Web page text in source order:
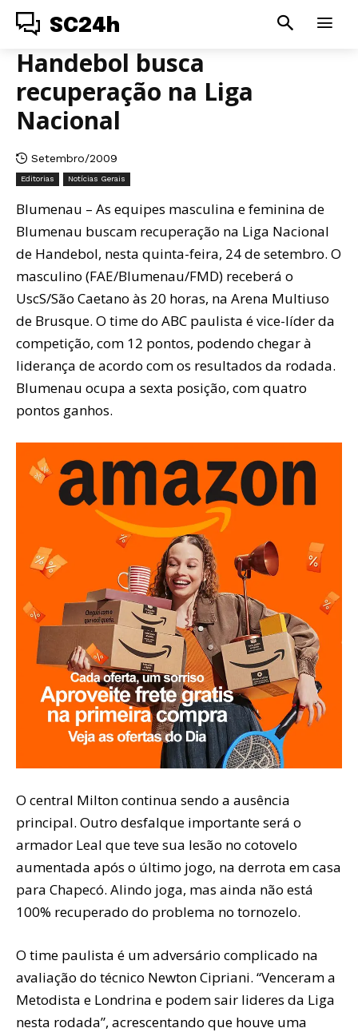
SC24h
Handebol busca
recuperação na Liga
Nacional
Setembro/2009
Editorias Notícias Gerais
Blumenau – As equipes masculina e feminina de
Blumenau buscam recuperação na Liga Nacional
de Handebol, nesta quinta-feira, 24 de setembro. O
masculino (FAE/Blumenau/FMD) receberá o
UscS/São Caetano às 20 horas, na Arena Multiuso
de Brusque. O time do ABC paulista é vice-líder da
competição, com 12 pontos, podendo chegar à
liderança de acordo com os resultados da rodada.
Blumenau ocupa a sexta posição, com quatro
pontos ganhos.
O central Milton continua sendo a ausência
principal. Outro desfalque importante será o
armador Leal que teve sua lesão no cotovelo
aumentada após o último jogo, na derrota em casa
para Chapecó. Alindo joga, mas ainda não está
100% recuperado do problema no tornozelo.
O time paulista é um adversário complicado na
avaliação do técnico Newton Cipriani. “Venceram a
Metodista e Londrina e podem sair lideres da Liga
nesta rodada”, acrescentando que houve uma